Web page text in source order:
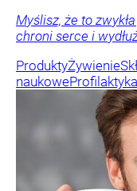
Myślisz, że to
chroni serce i
ProduktyŻywienie
naukowe